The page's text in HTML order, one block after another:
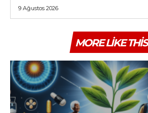
9 Ağustos 2026
MORE LIKE THIS